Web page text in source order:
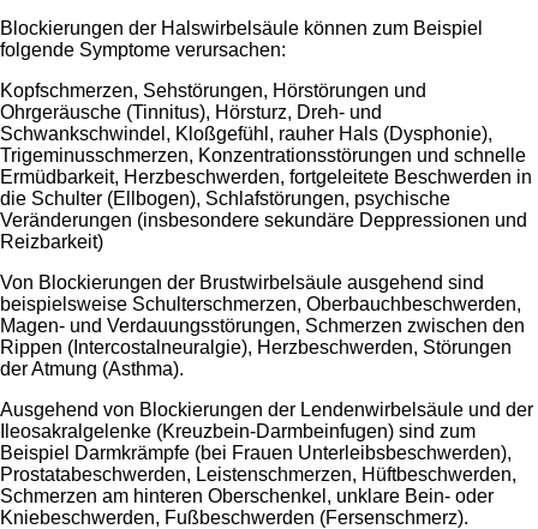
Blockierungen der Halswirbelsäule können zum Beispiel
folgende Symptome verursachen:
Kopfschmerzen, Sehstörungen, Hörstörungen und
Ohrgeräusche (Tinnitus), Hörsturz, Dreh- und
Schwankschwindel, Kloßgefühl, rauher Hals (Dysphonie),
Trigeminusschmerzen, Konzentrationsstörungen und schnelle
Ermüdbarkeit, Herzbeschwerden, fortgeleitete Beschwerden in
die Schulter (Ellbogen), Schlafstörungen, psychische
Veränderungen (insbesondere sekundäre Deppressionen und
Reizbarkeit)
Von Blockierungen der Brustwirbelsäule ausgehend sind
beispielsweise Schulterschmerzen, Oberbauchbeschwerden,
Magen- und Verdauungsstörungen, Schmerzen zwischen den
Rippen (Intercostalneuralgie), Herzbeschwerden, Störungen
der Atmung (Asthma).
Ausgehend von Blockierungen der Lendenwirbelsäule und der
Ileosakralgelenke (Kreuzbein-Darmbeinfugen) sind zum
Beispiel Darmkrämpfe (bei Frauen Unterleibsbeschwerden),
Prostatabeschwerden, Leistenschmerzen, Hüftbeschwerden,
Schmerzen am hinteren Oberschenkel, unklare Bein- oder
Kniebeschwerden, Fußbeschwerden (Fersenschmerz).